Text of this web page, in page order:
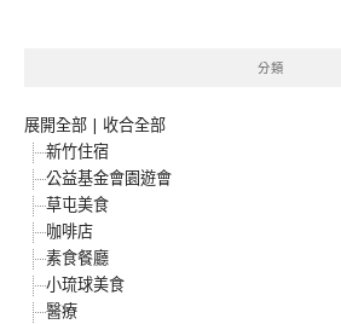
分類
展開全部 | 收合全部
新竹住宿
公益基金會園遊會
草屯美食
咖啡店
素食餐廳
小琉球美食
醫療